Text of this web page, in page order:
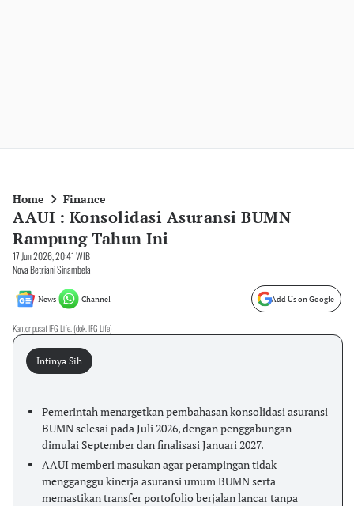
Home Finance
AAUI : Konsolidasi Asuransi BUMN
Rampung Tahun Ini
17 Jun 2026, 20:41 WIB
Nova Betriani Sinambela
News Channel Add Us on Google
Kantor pusat IFG Life. (dok. IFG Life)
Intinya Sih
Pemerintah menargetkan pembahasan konsolidasi asuransi
BUMN selesai pada Juli 2026, dengan penggabungan
dimulai September dan finalisasi Januari 2027.
AAUI memberi masukan agar perampingan tidak
mengganggu kinerja asuransi umum BUMN serta
memastikan transfer portofolio berjalan lancar tanpa